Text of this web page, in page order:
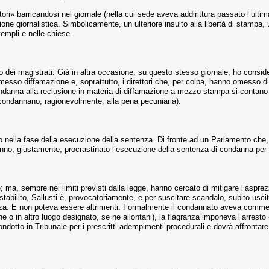
barricandosi nel giornale (nella cui sede aveva addirittura passato
giornalistica. Simbolicamente, un ulteriore insulto alla libertà di
e nelle chiese.
magistrati. Già in altra occasione, su questo stesso giornale, ho
diffamazione e, soprattutto, i direttori che, per colpa, hanno omesso
alla reclusione in materia di diffamazione a mezzo stampa si
ragionevolmente, alla pena pecuniaria).
fase della esecuzione della sentenza. Di fronte ad un Parlamento
giustamente, procrastinato l’esecuzione della sentenza di condanna
sempre nei limiti previsti dalla legge, hanno cercato di mitigare
Sallusti è, provocatoriamente, e per suscitare scandalo, subito
E non poteva essere altrimenti. Formalmente il condannato aveva
o in altro luogo designato, se ne allontani), la flagranza imponeva
in Tribunale per i prescritti adempimenti procedurali e dovrà